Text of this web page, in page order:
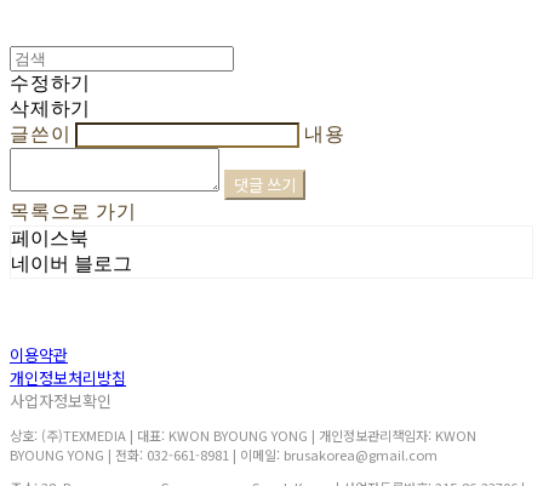
수정하기
삭제하기
글쓴이
내용
댓글 쓰기
목록으로 가기
페이스북
네이버 블로그
이용약관
개인정보처리방침
사업자정보확인
상호: (주)TEXMEDIA | 대표: KWON BYOUNG YONG | 개인정보관리책임자: KWON
BYOUNG YONG | 전화: 032-661-8981 | 이메일: brusakorea@gmail.com